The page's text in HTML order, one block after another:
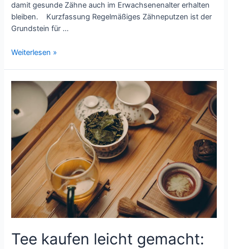
damit gesunde Zähne auch im Erwachsenenalter erhalten
bleiben. Kurzfassung Regelmäßiges Zähneputzen ist der
Grundstein für …
Richtige
–
gesunde
Zähne
Weiterlesen »
Tee kaufen leicht gemacht: